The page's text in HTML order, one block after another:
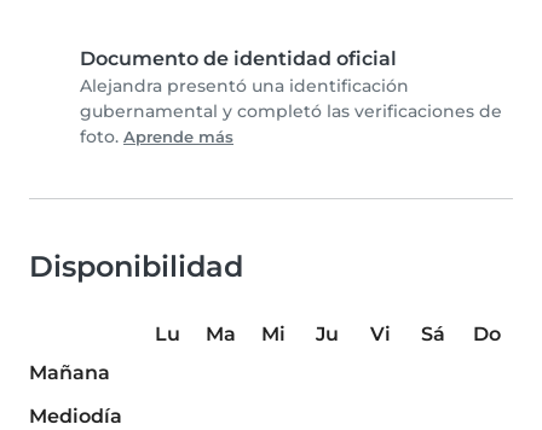
Documento de identidad oficial
Alejandra presentó una identificación
gubernamental y completó las verificaciones de
foto. Aprende más
Disponibilidad
Lu Ma Mi Ju Vi Sá
Do
Mañana
Mediodía